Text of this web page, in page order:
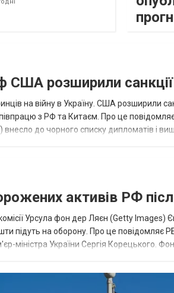
США розширили
на війну в Україну. США розширили
з РФ та Китаєм. Про це
до чорного списку дипломатів і
активів РФ
Урсула фон дер Ляєн (Getty Images)
підуть на оборону. Про це повідомляє
міністра України Сергія Корецького.